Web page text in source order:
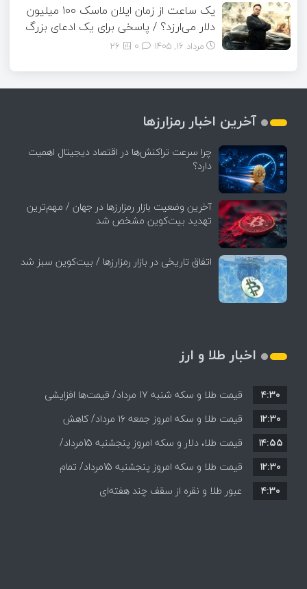
یک ساعت از زمان ایلان ماسک ۱۰۰ میلیون
دلار می‌ارزد؟ / پاسخی برای یک ادعای بزرگ
مرداد ۱۶, ۱۴۰۵ 26
آخرین اخبار رمزارزها
چرا سرعت تراکنش‌ها در اقتصاد دیجیتال اهمیت
دارد؟
آخرین وضعیت بازار رمزارزها در جهان / مهم‌ترین
تهدید بیت‌کوین مشخص شد
اتفاق تاریخی در بازار رمزارزها / بیت‌کوین سبز شد
اخبار طلا و ارز
قیمت طلا و سکه شنبه 17 مرداد/ قیمت‌ها افزایشی
۴:۳۰
قیمت طلا و سکه امروز جمعه ۱۶ مرداد/ کاهش
قیمت ها+ جدول و جزییات
۱۲:۳۰
قیمت طلا، دلار و سکه امروز پنجشنبه 15مرداد/
افزایش قیمت ها + جدول
۱۴:۵۵
قیمت طلا و سکه امروز پنجشنبه 15مرداد/ تمام
قیمت ها بر مدار افزایش + جدول
۱۲:۳۰
عبور طلا و نقره از سقف چند هفته‌ای
۴:۳۰